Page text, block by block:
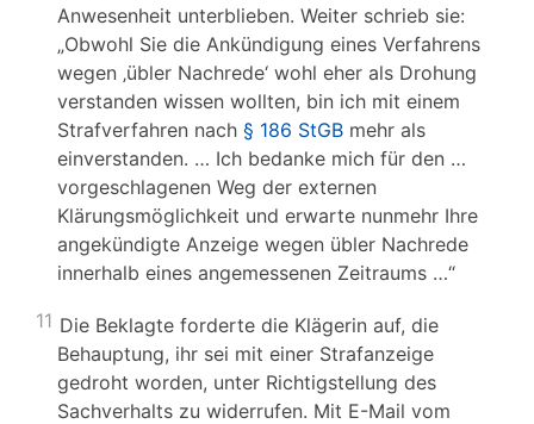
Anwesenheit unterblieben. Weiter schrieb sie:
„Obwohl Sie die Ankündigung eines Verfahrens
wegen ‚übler Nachrede‘ wohl eher als Drohung
verstanden wissen wollten, bin ich mit einem
Strafverfahren nach § 186 StGB mehr als
einverstanden. … Ich bedanke mich für den …
vorgeschlagenen Weg der externen
Klärungsmöglichkeit und erwarte nunmehr Ihre
angekündigte Anzeige wegen übler Nachrede
innerhalb eines angemessenen Zeitraums …“
11 Die Beklagte forderte die Klägerin auf, die
Behauptung, ihr sei mit einer Strafanzeige
gedroht worden, unter Richtigstellung des
Sachverhalts zu widerrufen. Mit E-Mail vom